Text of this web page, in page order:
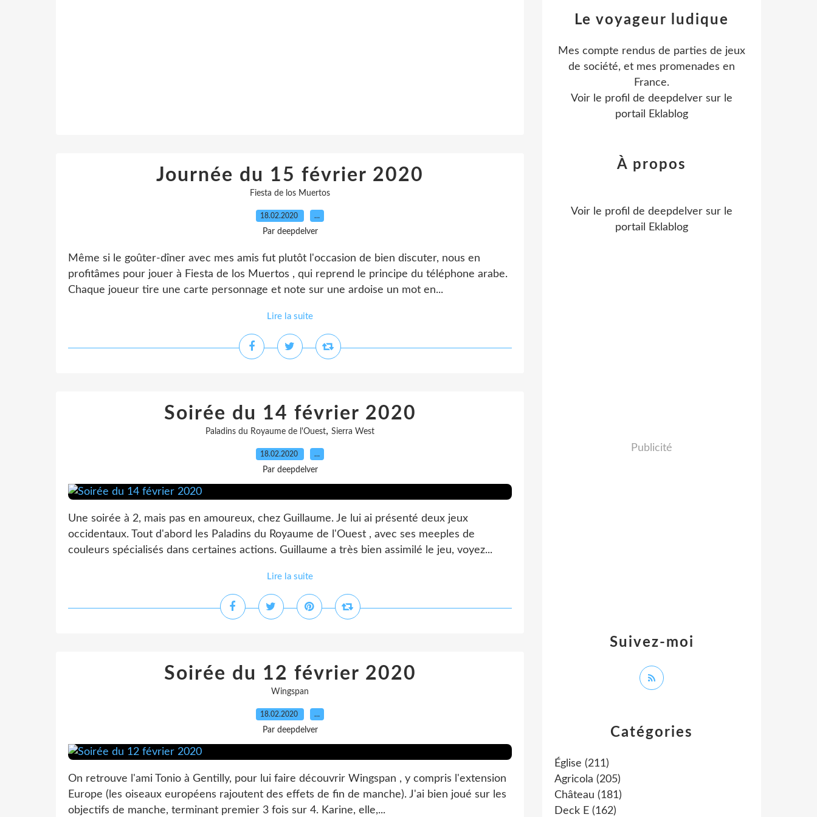
Journée du 15 février 2020
Fiesta de los Muertos
18.02.2020 …
Par deepdelver
Même si le goûter-dîner avec mes amis fut plutôt l'occasion de bien discuter, nous en
profitâmes pour jouer à Fiesta de los Muertos , qui reprend le principe du téléphone arabe.
Chaque joueur tire une carte personnage et note sur une ardoise un mot en...
Lire la suite
Soirée du 14 février 2020
Paladins du Royaume de l'Ouest, Sierra West
18.02.2020 …
Par deepdelver
Une soirée à 2, mais pas en amoureux, chez Guillaume. Je lui ai présenté deux jeux
occidentaux. Tout d'abord les Paladins du Royaume de l'Ouest , avec ses meeples de
couleurs spécialisés dans certaines actions. Guillaume a très bien assimilé le jeu, voyez...
Lire la suite
Soirée du 12 février 2020
Wingspan
18.02.2020 …
Par deepdelver
On retrouve l'ami Tonio à Gentilly, pour lui faire découvrir Wingspan , y compris l'extension
Europe (les oiseaux européens rajoutent des effets de fin de manche). J'ai bien joué sur les
objectifs de manche, terminant premier 3 fois sur 4. Karine, elle,...
Catégories
Église (211)
Agricola (205)
Château (181)
Deck E (162)
Le voyageur ludique
Mes compte rendus de parties de jeux
de société, et mes promenades en
France.
Voir le profil de deepdelver sur le
portail Eklablog
Suivez-moi
À propos
Voir le profil de deepdelver sur le
portail Eklablog
Publicité